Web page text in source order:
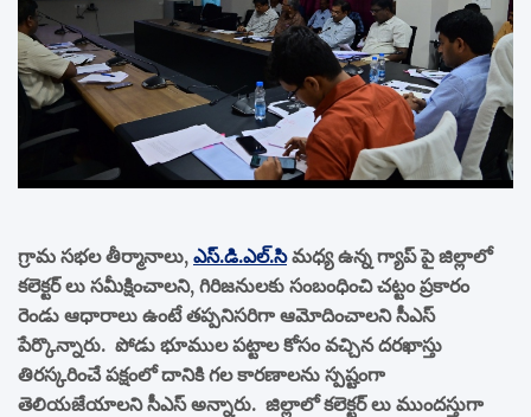
గ్రామ సభల తీర్మానాలు, ఎస్.డి.ఎల్.సిమధ్య ఉన్న గ్యాప్ పై జిల్లాలో
కలెక్టర్ లు సమీక్షించాలని, గిరిజనులకు సంబంధించి చట్టం ప్రకారం
రెండు ఆధారాలు ఉంటే తప్పనిసరిగా ఆమోదించాలని సీఎస్
పేర్కొన్నారు. పోడు భూముల పట్టాల కోసం వచ్చిన దరఖాస్తు
తిరస్కరించే పక్షంలో దానికి గల కారణాలను స్పష్టంగా
తెలియజేయాలని సీఎస్ అన్నారు. జిల్లాలో కలెక్టర్ లు ముందస్తుగా